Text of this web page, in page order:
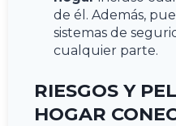
de él. Además,
sistemas de
cualquier parte.
RIESGOS Y
HOGAR